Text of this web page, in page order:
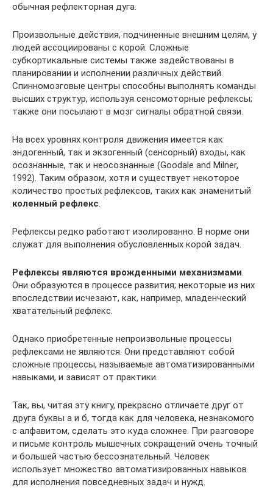
обычная рефлекторная дуга.
Произвольные действия, подчиненные внешним целям, у
людей ассоциированы с корой. Сложные
субкортикальные системы также задействованы в
планировании и исполнении различных действий.
Спинномозговые центры способны выполнять команды
высших структур, используя сенсомоторные рефлексы;
также они посылают в мозг сигналы обратной связи.
На всех уровнях контроля движения имеется как
эндогенный, так и экзогенный (сенсорный) входы, как
осознанные, так и неосознанные (Goodale and Milner,
1992). Таким образом, хотя и существует некоторое
количество простых рефлексов, таких как знаменитый
коленный рефлекс.
Рефлексы редко работают изолированно. В норме они
служат для выполнения обусловленных корой задач.
Рефлексы являются врожденными механизмами.
Они образуются в процессе развития; некоторые из них
впоследствии исчезают, как, например, младенческий
хватательный рефлекс.
Однако приобретенные непроизвольные процессы
рефлексами не являются. Они представляют собой
сложные процессы, называемые автоматизированными
навыками, и зависят от практики.
Так, вы, читая эту книгу, прекрасно отличаете друг от
друга буквы а и б, тогда как для человека, незнакомого
с алфавитом, сделать это куда сложнее. При разговоре
и письме контроль мышечных сокращений очень точный
и большей частью бессознательный. Человек
использует множество автоматизированных навыков
для исполнения повседневных задач и нужд.